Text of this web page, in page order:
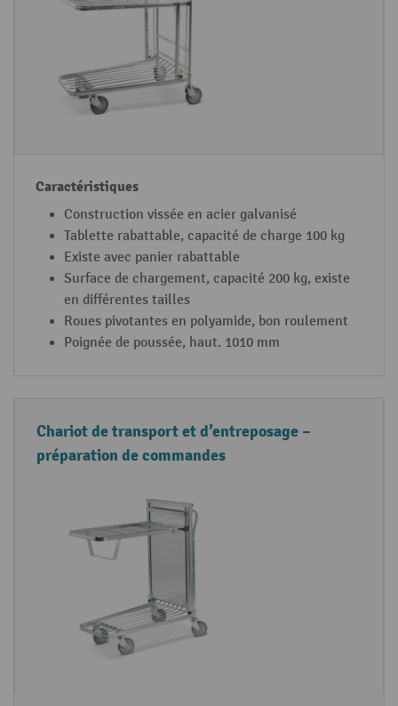
d
a
t
r
i
q
e
s
Construction vissée en acier galvanisé
Tablette rabattable, capacité de charge 100 kg
Existe avec panier rabattable
Surface de chargement, capacité 200 kg, existe
en différentes tailles
Roues pivotantes en polyamide, bon roulement
Poignée de poussée, haut. 1010 mm
Chariot de transport et d’entreposage –
préparation de commandes